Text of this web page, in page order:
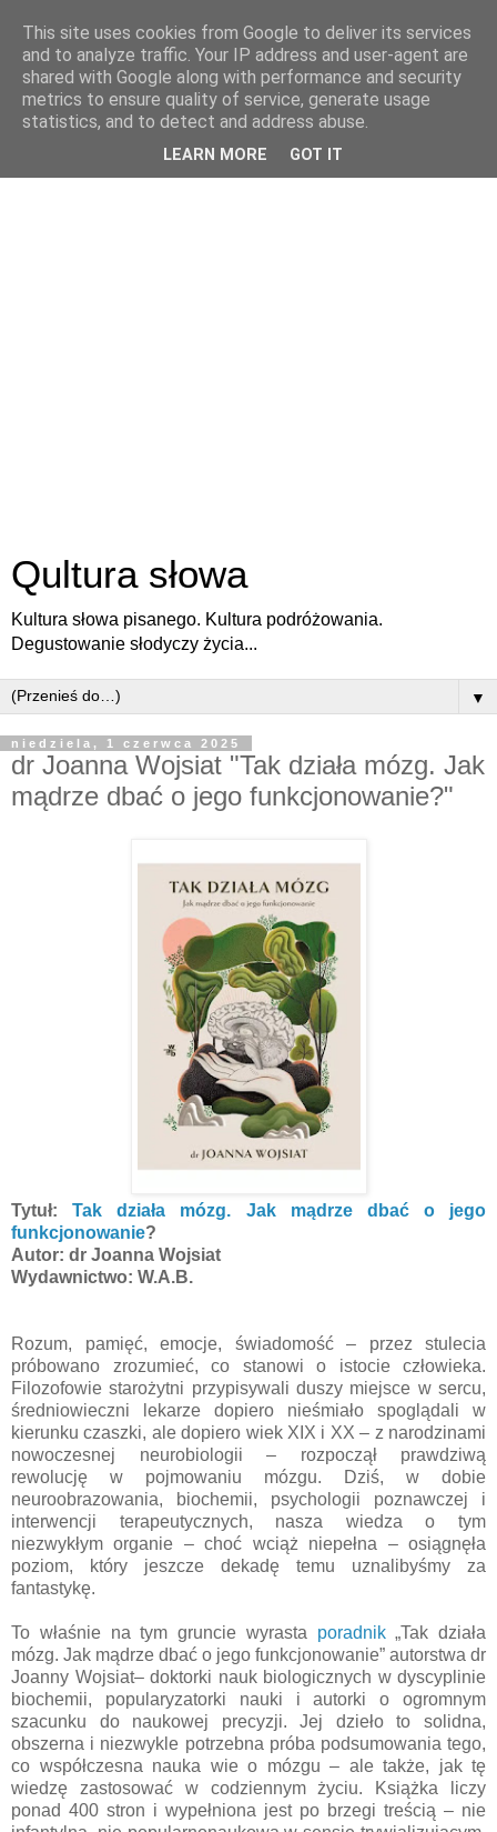
Qultura słowa
Kultura słowa pisanego. Kultura podróżowania.
Degustowanie słodyczy życia...
▼
niedziela, 1 czerwca 2025
dr Joanna Wojsiat "Tak działa mózg. Jak
mądrze dbać o jego funkcjonowanie?"
Tytuł:Tak działa mózg. Jak mądrze dbać o jego
funkcjonowanie?
Autor: dr Joanna Wojsiat
Wydawnictwo: W.A.B.
Rozum, pamięć, emocje, świadomość – przez stulecia
próbowano zrozumieć, co stanowi o istocie człowieka.
Filozofowie starożytni przypisywali duszy miejsce w sercu,
średniowieczni lekarze dopiero nieśmiało spoglądali w
kierunku czaszki, ale dopiero wiek XIX i XX – z narodzinami
nowoczesnej neurobiologii – rozpoczął prawdziwą
rewolucję w pojmowaniu mózgu. Dziś, w dobie
neuroobrazowania, biochemii, psychologii poznawczej i
interwencji terapeutycznych, nasza wiedza o tym
niezwykłym organie – choć wciąż niepełna – osiągnęła
poziom, który jeszcze dekadę temu uznalibyśmy za
fantastykę.
To właśnie na tym gruncie wyrasta poradnik„Tak działa
mózg. Jak mądrze dbać o jego funkcjonowanie” autorstwa dr
Joanny Wojsiat– doktorki nauk biologicznych w dyscyplinie
biochemii, popularyzatorki nauki i autorki o ogromnym
szacunku do naukowej precyzji. Jej dzieło to solidna,
obszerna i niezwykle potrzebna próba podsumowania tego,
co współczesna nauka wie o mózgu – ale także, jak tę
wiedzę zastosować w codziennym życiu. Książka liczy
ponad 400 stron i wypełniona jest po brzegi treścią – nie
This site uses cookies from Google to deliver its services
and to analyze traffic. Your IP address and user-agent are
shared with Google along with performance and security
metrics to ensure quality of service, generate usage
statistics, and to detect and address abuse.
LEARN MORE GOT IT